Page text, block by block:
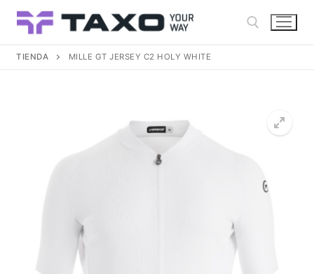
TIENDA MILLE GT JERSEY C2 HOLY WHITE